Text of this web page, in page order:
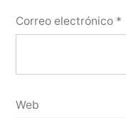
Correo electrónico *
Web